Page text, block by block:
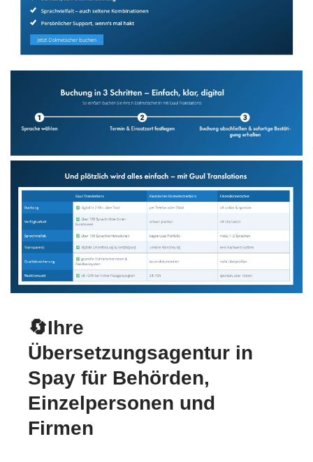
🔄Ihre
Übersetzungsagentur in
Spay für Behörden,
Einzelpersonen und
Firmen